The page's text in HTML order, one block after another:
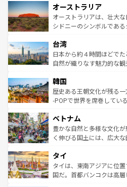
部のニューオーリンズでは
文化が魅力。旅行者はアメ
しみながら、その多様性
ならではの贅沢な旅のスタイルだ。 なお、
情報はコンテンツ一覧を参
ワイ島は見逃せない。また
島だが、静かな自然を求め
おすすめ。エメラルドグ
れるおもてなしの心で訪れ
人々、おいしいローカル
ク、伝統的なフラダンス
ワイを、存分に味わってほしい。 なお、新着の
はコンテンツ一覧を参照
オーストラリア
オーストラリアは、壮大な
シドニーのシンボルであ
リアリーフや大陸中央部に
ク）、タスマニアの美し
ど、見どころがたくさん
いる。アクティビティも充
ビング、ハイキングなど
い。オーストラリアの多
参照してほしい。
台湾
日本から約４時間ほどで
自然が織りなす魅力的な
ン）、静ひつな山岳地帯で
と山間の静けさが共存し
驚きをもたらしてくれる
容にもいいと評判のスイー
が味わえる。 なお
照してほしい。
韓国
歴史ある王朝文化が残る
-POPで世界を席巻してい
き、地方に足を延ばせば四
できる。そして、キムチ
まで、さまざまな韓国料
リティに包まれながら、韓
わってみ
覧を参照してほしい。
ベトナム
豊かな自然と多様な文化
く伸びる国土には、広大
急速な発展と共に伝統が息
ーチミン市のフランス統
醸し出している。また、
タイ
タイは、東南アジアに位
国だ。首都バンコクは高